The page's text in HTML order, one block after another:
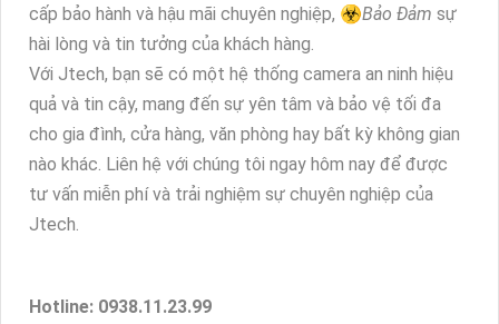
cấp bảo hành và hậu mãi chuyên nghiệp, ☣️Bảo Đảm sự
hài lòng và tin tưởng của khách hàng.
Với Jtech, bạn sẽ có một hệ thống camera an ninh hiệu
quả và tin cậy, mang đến sự yên tâm và bảo vệ tối đa
cho gia đình, cửa hàng, văn phòng hay bất kỳ không gian
nào khác. Liên hệ với chúng tôi ngay hôm nay để được
tư vấn miễn phí và trải nghiệm sự chuyên nghiệp của
Jtech.
Hotline: 0938.11.23.99